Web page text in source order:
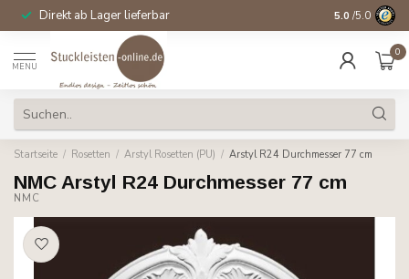
Direkt ab Lager lieferbar 14 Tage
5.0 /5.0
MENU
0
Startseite / Rosetten / Arstyl Rosetten (PU) / Arstyl R24 Durchmesser 77 cm
NMC Arstyl R24 Durchmesser 77 cm
NMC